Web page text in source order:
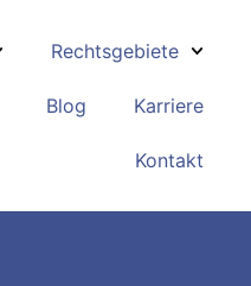
Rechtsgebiete
Blog Karriere
Kontakt